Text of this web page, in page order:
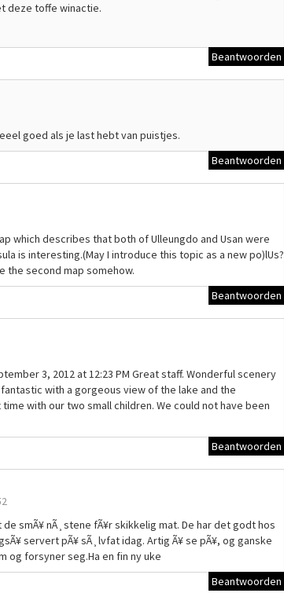
deze toffe winactie.
Beantwoorden
goed als je last hebt van puistjes.
Beantwoorden
which describes that both of Ulleungdo and Usan were
is interesting.(May I introduce this topic as a new po)lUs?
the second map somehow.
Beantwoorden
3, 2012 at 12:23 PM Great staff. Wonderful scenery
with a gorgeous view of the lake and the
with our two small children. We could not have been
Beantwoorden
smÃ¥ nÃ¸stene fÃ¥r skikkelig mat. De har det godt hos
servert pÃ¥ sÃ¸lvfat idag. Artig Ã¥ se pÃ¥, og ganske
og forsyner seg.Ha en fin ny uke
Beantwoorden